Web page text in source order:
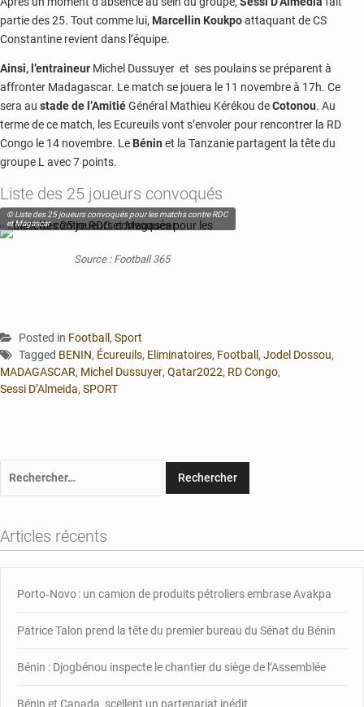
partie des 25. Tout comme lui, Marcellin Koukpoattaquant de CS
Constantine revient dans l’équipe.
Ainsi, l’entraineur Michel Dussuyer et ses poulains se préparent à
affronter Madagascar. Le match se jouera le 11 novembre à 17h. Ce
sera au stade de l’AmitiéGénéral Mathieu Kérékou deCotonou. Au
terme de ce match, les Ecureuils vont s’envoler pour rencontrer la RD
Congo le 14 novembre. Le Bénin et la Tanzanie partagent la tête du
groupe L avec 7 points.
Liste des 25 joueurs convoqués
© Liste des 25 joueurs convoqués pour les matchs contre RDC
et Magascar
Source : Football 365
Posted in Football , Sport
Tagged BENIN, Écureuils, Eliminatoires, Football , Jodel Dossou,
MADAGASCAR, Michel Dussuyer, Qatar2022, RD Congo,
Sessi D’Almeida, SPORT
Articles récents
Porto‑Novo : un camion de produits pétroliers embrase Avakpa
Patrice Talon prend la tête du premier bureau du Sénat du Bénin
Bénin : Djogbénou inspecte le chantier du siège de l’Assemblée
Bénin et Canada scellent un partenariat inédit